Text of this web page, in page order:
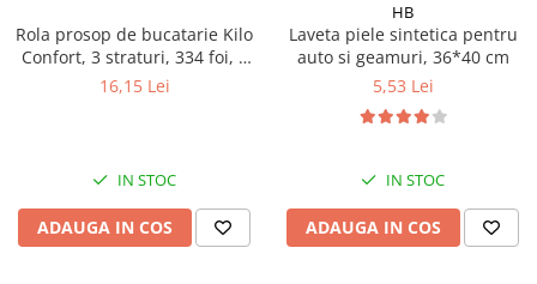
Rola prosop de bucatarie Kilo
Confort, 3 straturi, 334 foi, 1
kg
16,15 Lei
IN STOC
ADAUGA IN COS
HB
Laveta piele sintetica pentru
auto si geamuri, 36*40 cm
5,53 Lei
IN STOC
ADAUGA IN COS